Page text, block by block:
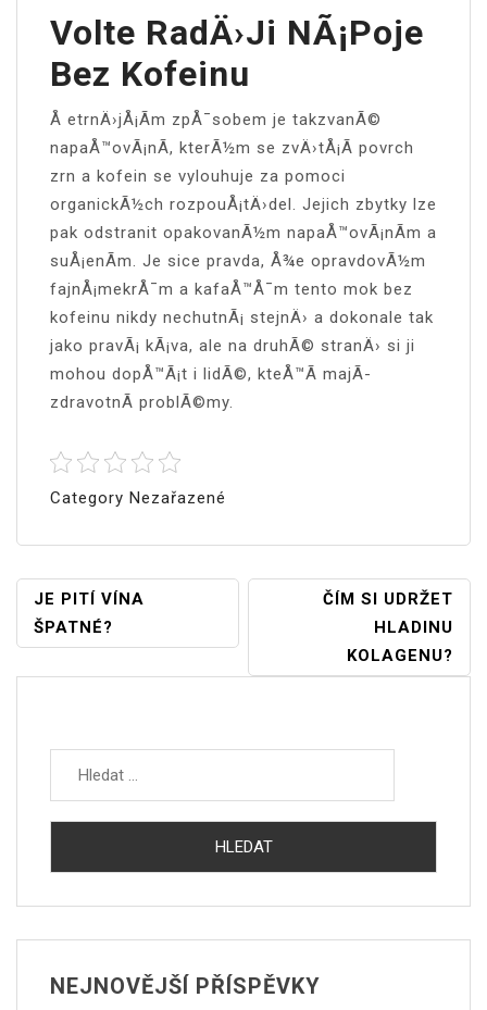
Volte RadÄ›ji NÃ¡poje
Bez Kofeinu
Å etrnÄ›jÅ¡Ã­m zpÅ¯sobem je takzvanÃ©
napaÅ™ovÃ¡nÃ­, kterÃ½m se zvÄ›tÅ¡Ã­ povrch
zrn a kofein se vylouhuje za pomoci
organickÃ½ch rozpouÅ¡tÄ›del. Jejich zbytky lze
pak odstranit opakovanÃ½m napaÅ™ovÃ¡nÃ­m a
suÅ¡enÃ­m. Je sice pravda, Å¾e opravdovÃ½m
fajnÅ¡mekrÅ¯m a kafaÅ™Å¯m tento mok bez
kofeinu nikdy nechutnÃ¡ stejnÄ› a dokonale tak
jako pravÃ¡ kÃ¡va, ale na druhÃ© stranÄ› si ji
mohou dopÅ™Ã¡t i lidÃ©, kteÅ™Ã­ majÃ­
zdravotnÃ­ problÃ©my.
Category Nezařazené
Navigace
Pro
Příspěvek
JE PITÍ VÍNA
ŠPATNÉ?
ČÍM SI UDRŽET
HLADINU
KOLAGENU?
NEJNOVĚJŠÍ PŘÍSPĚVKY